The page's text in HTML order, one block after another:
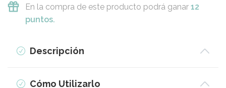
En la compra de este producto podrá ganar 12
puntos.
Descripción
Cómo Utilizarlo